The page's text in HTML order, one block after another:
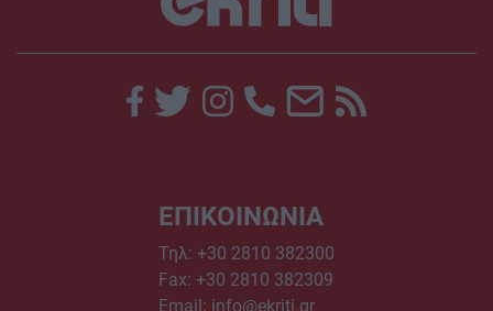
ΕΠΙΚΟΙΝΩΝΙΑ
Τηλ: +30 2810 382300
Fax: +30 2810 382309
Email: info@ekriti.gr